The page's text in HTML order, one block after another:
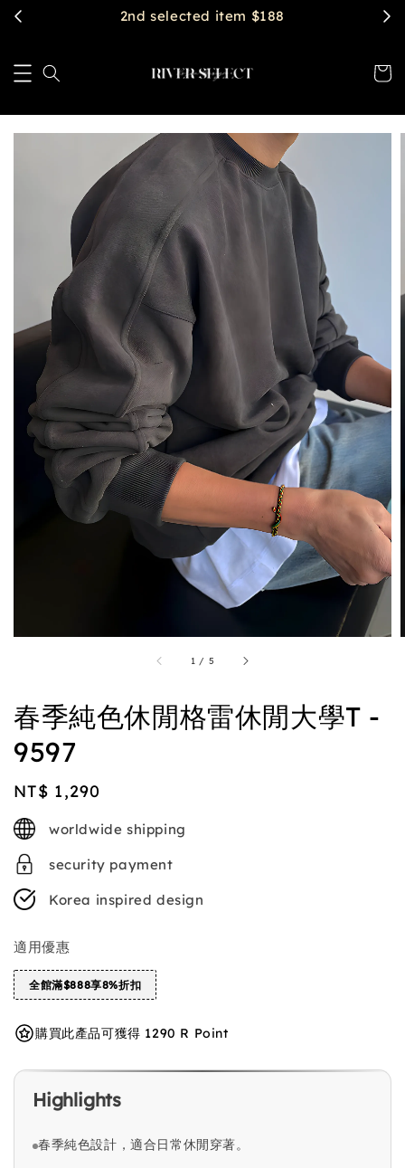
2nd selected item $188
1 / 5
春季純色休閒格雷休閒大學T -
9597
Regular
price
NT$ 1,290
worldwide shipping
security payment
Korea inspired design
適用優惠
全館滿$888享8%折扣
購買此產品可獲得 1290 R Point
Highlights
春季純色設計，適合日常休閒穿著。